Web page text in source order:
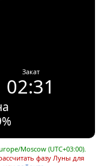
Закат
02:31
Moscow (UTC+03:00).
фазу Луны для